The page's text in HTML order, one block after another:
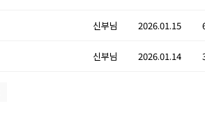
신부님 2026.01.15
신부님 2026.01.14